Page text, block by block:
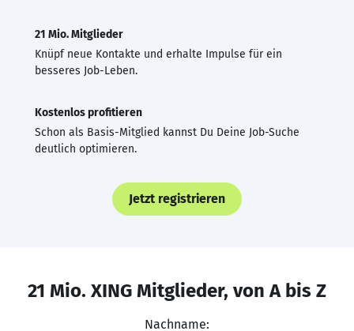
21 Mio. Mitglieder
Knüpf neue Kontakte und erhalte Impulse für ein
besseres Job-Leben.
Kostenlos profitieren
Schon als Basis-Mitglied kannst Du Deine Job-Suche
deutlich optimieren.
Jetzt registrieren
21 Mio. XING Mitglieder, von A bis Z
Nachname: